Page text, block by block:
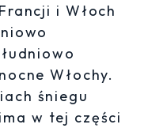
i Włoch
Włochy.
śniegu
w tej części